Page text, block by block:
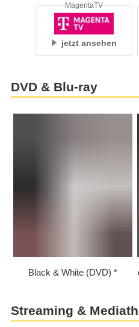
jetzt ansehen
MagentaTV
DVD & Blu-ray
Black & White (DVD)
Streaming &